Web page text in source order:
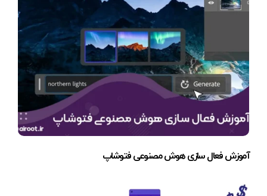
آموزش فعال سازی هوش مصنوعی فتوشاپ